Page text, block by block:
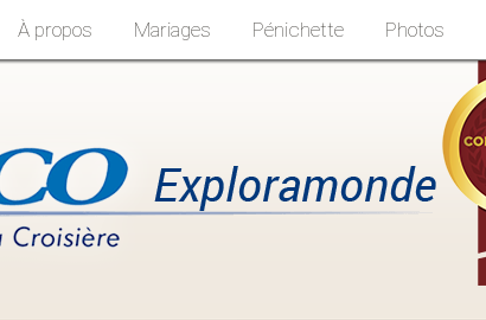
À propos Mariages Pénichette Photos